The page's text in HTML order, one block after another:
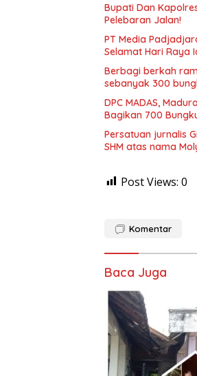
​Bupati Dan
Pelebaran Jalan!
PT Media
Selamat Hari Raya
Berbagi berkah
sebanyak 300
DPC MADAS,
Bagikan 700
Persatuan jurnalis
SHM atas nama
Post Views: 0
Komentar
Baca Juga